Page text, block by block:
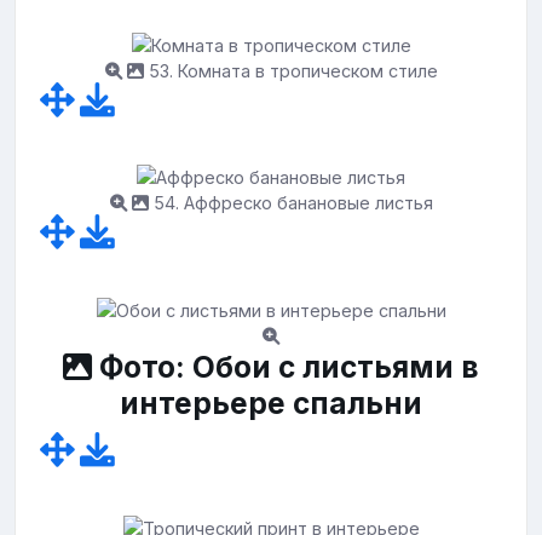
53. Комната в тропическом стиле
54. Аффреско банановые листья
Фото: Обои с листьями в
интерьере спальни